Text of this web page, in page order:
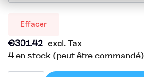
Effacer
€301.42 excl. Tax
4 en stock (peut être commandé)